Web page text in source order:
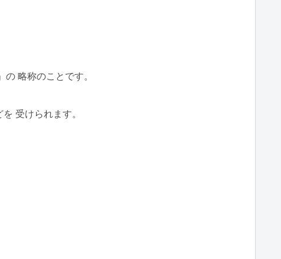
略称のことです。
受けられます。